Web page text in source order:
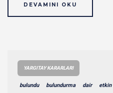
DEVAMINI OKU
YARGITAY KARARLARI
bulundu bulundurma dair etkin